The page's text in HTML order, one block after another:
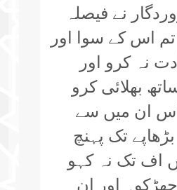
نے فیصلہ
اس کے سوا اور
نہ کرو اور
بھلائی کرو
ان میں سے
تک پہنچ
اف تک نہ کہو
اور ان